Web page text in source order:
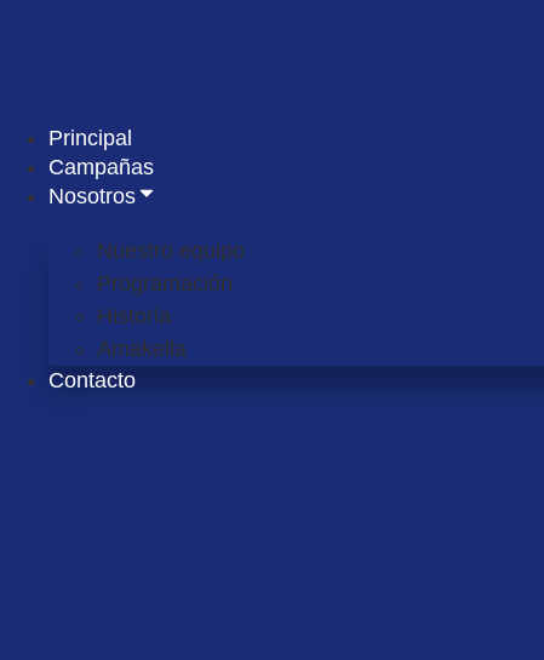
Principal
Campañas
Nosotros
Nuestro equipo
Programación
Historia
Amakella
Contacto